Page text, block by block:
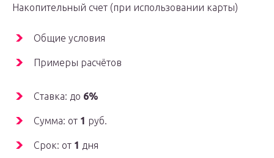
Накопительный счет (при использовании карты)
Общие условия
Примеры расчётов
Ставка: до 6%
Сумма: от 1 руб.
Срок: от 1 дня